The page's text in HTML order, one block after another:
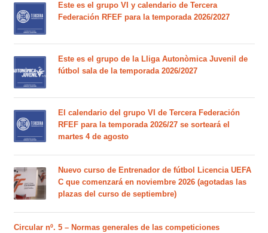
Este es el grupo VI y calendario de Tercera
Federación RFEF para la temporada 2026/2027
Este es el grupo de la Lliga Autonòmica Juvenil de
fútbol sala de la temporada 2026/2027
El calendario del grupo VI de Tercera Federación
RFEF para la temporada 2026/27 se sorteará el
martes 4 de agosto
Nuevo curso de Entrenador de fútbol Licencia UEFA
C que comenzará en noviembre 2026 (agotadas las
plazas del curso de septiembre)
Circular nº. 5 – Normas generales de las competiciones